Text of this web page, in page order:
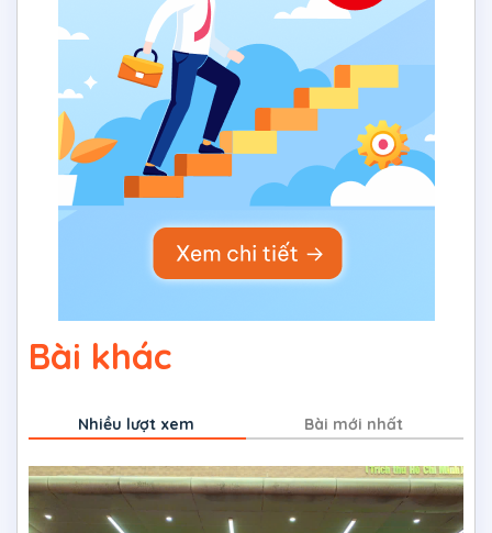
Bài khác
Nhiều lượt xem Bài mới nhất